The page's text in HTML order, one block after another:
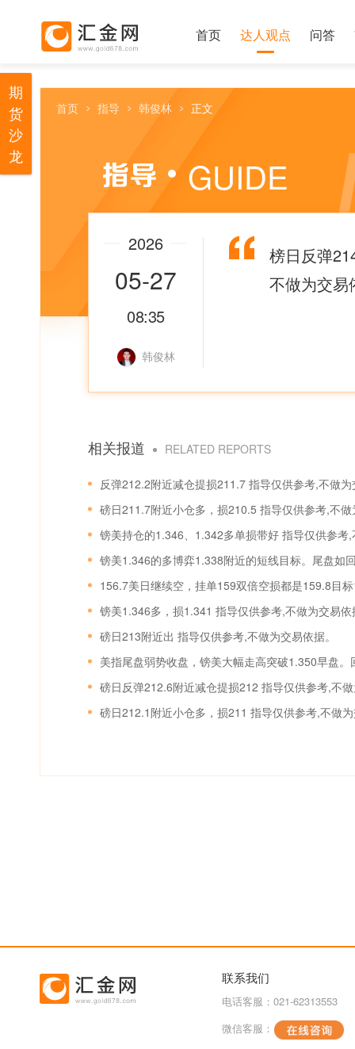
首页 达人观点 问答
首页 指导 韩俊林 正文
GUIDE
2026
05-27
08:35
韩俊林
榜日反弹
不做为交易
相关报道 RELATED REPORTS
反弹212.2附近减仓提损211.7 指导仅供参考,不做
磅日211.7附近小仓多，损210.5 指导仅供参考,不
镑美持仓的1.346、1.342多单损带好 指导仅供参考
156.7美日继续空，挂单159双倍空损都是159.8目
镑美1.346多，损1.341 指导仅供参考,不做为交易依
磅日213附近出 指导仅供参考,不做为交易依据。
磅日反弹212.6附近减仓提损212 指导仅供参考,不
磅日212.1附近小仓多，损211 指导仅供参考,不做
联系我们
电话客服：021-62313553
微信客服：
期
货
沙
龙